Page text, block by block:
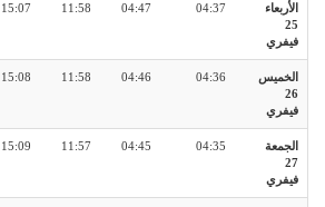
الأربعاء
25
فيفري
04:37
04:47
11:58
15:07
الخميس
26
فيفري
04:36
04:46
11:58
15:08
الجمعة
27
فيفري
04:35
04:45
11:57
15:09